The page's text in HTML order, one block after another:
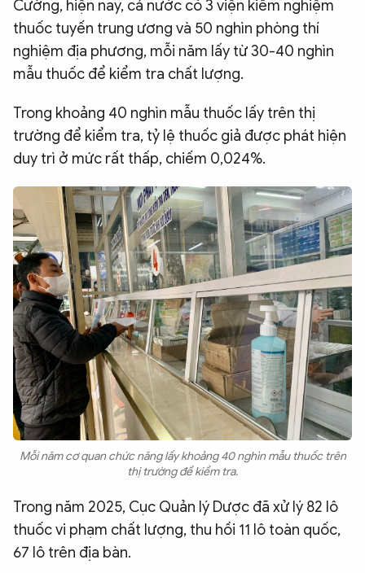
VĂN HÓA - THỂ THAO
BẠN ĐỌC & CAND
ĐA PHƯƠNG TIỆN
eMagazine
Podcast
Infographic
Chuyên trang An ninh thế giớiVăn nghệ Công an
Chuyên đề
Cường, hiện nay, cả nước có 3 viện kiểm nghiệm
thuốc tuyến trung ương và 50 nghìn phòng thí
nghiệm địa phương, mỗi năm lấy từ 30-40 nghìn
mẫu thuốc để kiểm tra chất lượng.
Trong khoảng 40 nghìn mẫu thuốc lấy trên thị
trường để kiểm tra, tỷ lệ thuốc giả được phát hiện
duy trì ở mức rất thấp, chiếm 0,024%.
Mỗi năm cơ quan chức năng lấy khoảng 40 nghìn mẫu thuốc trên
thị trường để kiểm tra.
Trong năm 2025, Cục Quản lý Dược đã xử lý 82 lô
thuốc vi phạm chất lượng, thu hồi 11 lô toàn quốc,
67 lô trên địa bàn.